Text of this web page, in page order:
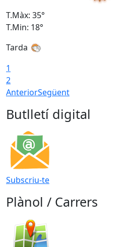
T.Màx: 35°
T.Min: 18°
Tarda
1
2
AnteriorSegüent
Butlletí digital
Subscriu-te
Plànol / Carrers